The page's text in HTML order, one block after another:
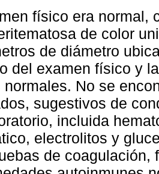
físico era normal,
de color
de diámetro
del examen físico y
normales. No se
sugestivos de
incluida
electrolitos y
de coagulación,